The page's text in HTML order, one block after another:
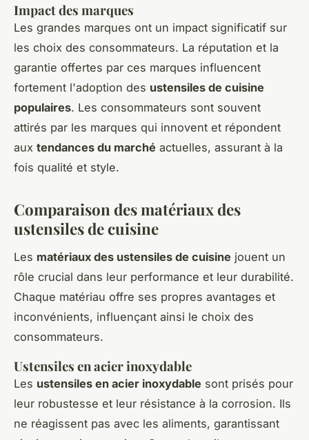
Impact des marques
Les grandes marques ont un impact significatif sur
les choix des consommateurs. La réputation et la
garantie offertes par ces marques influencent
fortement l'adoption des ustensiles de cuisine
populaires. Les consommateurs sont souvent
attirés par les marques qui innovent et répondent
aux tendances du marché actuelles, assurant à la
fois qualité et style.
Comparaison des matériaux des
ustensiles de cuisine
Les matériaux des ustensiles de cuisine jouent un
rôle crucial dans leur performance et leur durabilité.
Chaque matériau offre ses propres avantages et
inconvénients, influençant ainsi le choix des
consommateurs.
Ustensiles en acier inoxydable
Les ustensiles en acier inoxydable sont prisés pour
leur robustesse et leur résistance à la corrosion. Ils
ne réagissent pas avec les aliments, garantissant